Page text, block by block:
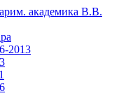
им. академика В.В.
2013